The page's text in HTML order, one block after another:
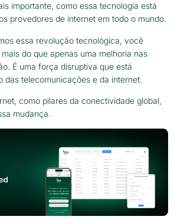
importante, como essa tecnologia está
provedores de internet em todo o mundo.
essa revolução tecnológica, você
do que apenas uma melhoria nas
É uma força disruptiva que está
das telecomunicações e da internet.
como pilares da conectividade global,
mudança.